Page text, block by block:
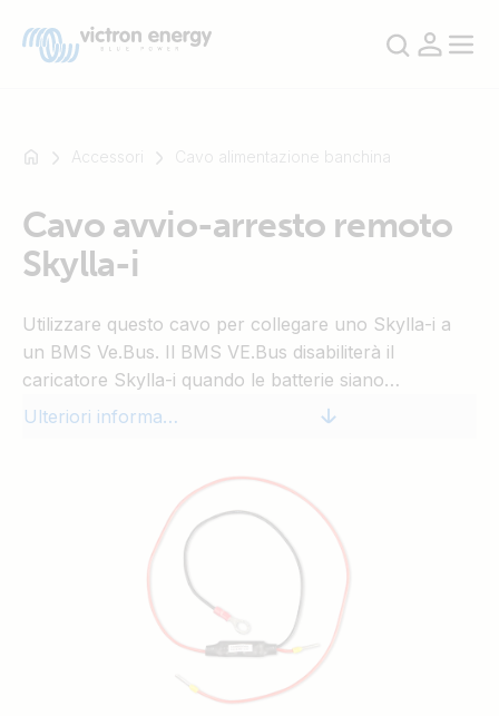
esempio
SmartSolar
Multiplus-
SmartShunt
Accessori Cavo alimentazione banchina
Cavo avvio-arresto remoto
Skylla-i
Utilizzare questo cavo per collegare uno Skylla-i a
un BMS Ve.Bus. Il BMS VE.Bus disabiliterà il
caricatore Skylla-i quando le batterie siano
completamente cariche.
Ulteriori informazioni